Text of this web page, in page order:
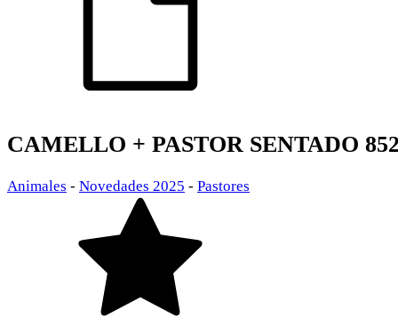
CAMELLO + PASTOR SENTADO 852
Animales - Novedades 2025 - Pastores